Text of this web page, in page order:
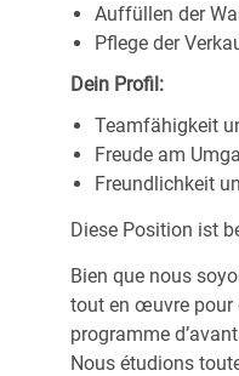
Auffüllen der
Pflege der
Dein Profil:
Teamfähigkeit
Freude am
Freundlichkeit
Diese Position ist
Bien que nous
tout en œuvre pour
programme
Nous étudions